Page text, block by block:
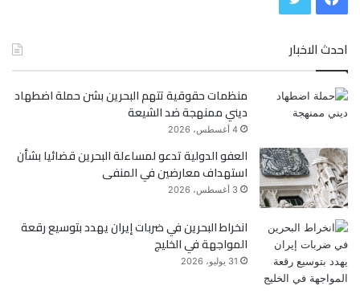
ب
ك
ت
احدث الاخبار
منظمات حقوقية تتهم البحرين بشن حملة اضطهاد
ديني ممنهجة ضد الشيعة
4 أغسطس، 2026
العفو الدولية تدعو لمساءلة البحرين قضائيا بشأن
استهداف معارضين في المنفى
3 أغسطس، 2026
انخراط البحرين في ضربات إيران يهدد بتوسيع رقعة
المواجهة في الخليج
31 يوليو، 2026